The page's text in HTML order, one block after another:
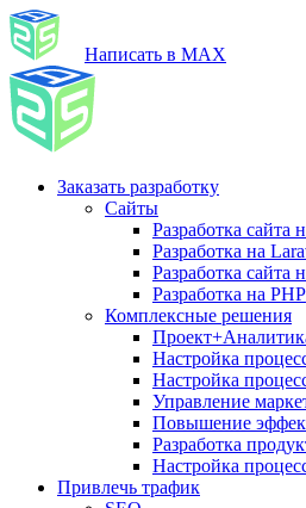
Написать в MAX
Заказать разработку
Сайты
Разработка сайта
Разработка на
Разработка сайта
Разработка на PHP
Комплексные решения
Настройка
Настройка
Управление
Повышение
Разработка
Настройка
Привлечь трафик